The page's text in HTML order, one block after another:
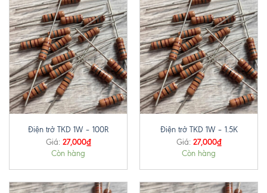
Điện trở TKD 1W – 100R
Giá: 27,000₫
Còn hàng
Điện trở TKD 1W – 1.5K
Giá: 27,000₫
Còn hàng